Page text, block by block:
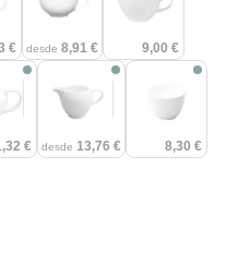
€ desde 8,91 € 9,00 €
€ desde 13,76 € 8,30 €